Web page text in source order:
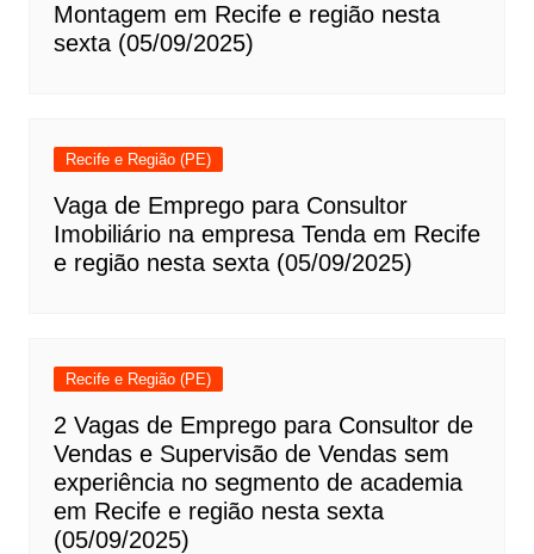
Montagem em Recife e região nesta
sexta (05/09/2025)
Recife e Região (PE)
Vaga de Emprego para Consultor
Imobiliário na empresa Tenda em Recife
e região nesta sexta (05/09/2025)
Recife e Região (PE)
2 Vagas de Emprego para Consultor de
Vendas e Supervisão de Vendas sem
experiência no segmento de academia
em Recife e região nesta sexta
(05/09/2025)